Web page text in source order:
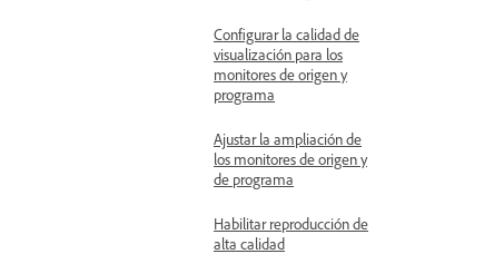
Configurar la calidad de
visualización para los
monitores de origen y
programa
Ajustar la ampliación de
los monitores de origen y
de programa
Habilitar reproducción de
alta calidad